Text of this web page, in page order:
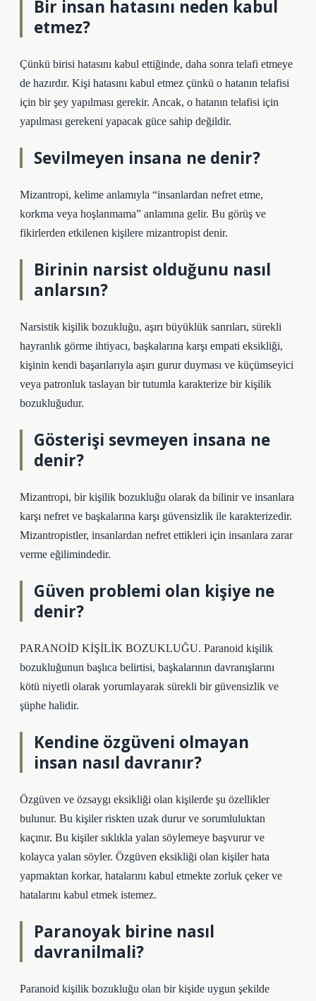
Bir insan hatasını neden kabul
etmez?
Çünkü birisi hatasını kabul ettiğinde, daha sonra telafi etmeye
de hazırdır. Kişi hatasını kabul etmez çünkü o hatanın telafisi
için bir şey yapılması gerekir. Ancak, o hatanın telafisi için
yapılması gerekeni yapacak güce sahip değildir.
Sevilmeyen insana ne denir?
Mizantropi, kelime anlamıyla “insanlardan nefret etme,
korkma veya hoşlanmama” anlamına gelir. Bu görüş ve
fikirlerden etkilenen kişilere mizantropist denir.
Birinin narsist olduğunu nasıl
anlarsın?
Narsistik kişilik bozukluğu, aşırı büyüklük sanrıları, sürekli
hayranlık görme ihtiyacı, başkalarına karşı empati eksikliği,
kişinin kendi başarılarıyla aşırı gurur duyması ve küçümseyici
veya patronluk taslayan bir tutumla karakterize bir kişilik
bozukluğudur.
Gösterişi sevmeyen insana ne
denir?
Mizantropi, bir kişilik bozukluğu olarak da bilinir ve insanlara
karşı nefret ve başkalarına karşı güvensizlik ile karakterizedir.
Mizantropistler, insanlardan nefret ettikleri için insanlara zarar
verme eğilimindedir.
Güven problemi olan kişiye ne
denir?
PARANOİD KİŞİLİK BOZUKLUĞU. Paranoid kişilik
bozukluğunun başlıca belirtisi, başkalarının davranışlarını
kötü niyetli olarak yorumlayarak sürekli bir güvensizlik ve
şüphe halidir.
Kendine özgüveni olmayan
insan nasıl davranır?
Özgüven ve özsaygı eksikliği olan kişilerde şu özellikler
bulunur. Bu kişiler riskten uzak durur ve sorumluluktan
kaçınır. Bu kişiler sıklıkla yalan söylemeye başvurur ve
kolayca yalan söyler. Özgüven eksikliği olan kişiler hata
yapmaktan korkar, hatalarını kabul etmekte zorluk çeker ve
hatalarını kabul etmek istemez.
Paranoyak birine nasıl
davranilmali?
Paranoid kişilik bozukluğu olan bir kişide uygun şekilde